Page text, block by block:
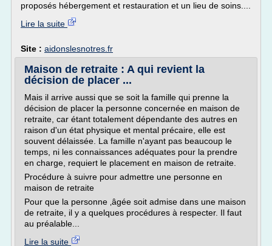
proposés hébergement et restauration et un lieu de soins....
Lire la suite
Site : aidonslesnotres.fr
Maison de retraite : A qui revient la
décision de placer ...
Mais il arrive aussi que se soit la famille qui prenne la
décision de placer la personne concernée en maison de
retraite, car étant totalement dépendante des autres en
raison d'un état physique et mental précaire, elle est
souvent délaissée. La famille n'ayant pas beaucoup le
temps, ni les connaissances adéquates pour la prendre
en charge, requiert le placement en maison de retraite.
Procédure à suivre pour admettre une personne en
maison de retraite
Pour que la personne ‚âgée soit admise dans une maison
de retraite, il y a quelques procédures à respecter. Il faut
au préalable...
Lire la suite